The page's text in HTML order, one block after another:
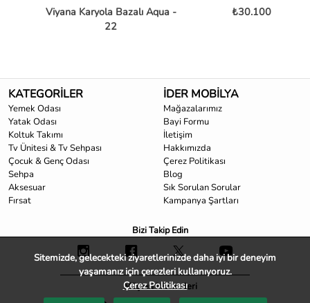
Viyana Karyola Bazalı Aqua -
22
₺30.100
KATEGORİLER
Yemek Odası
Yatak Odası
Koltuk Takımı
Tv Ünitesi & Tv Sehpası
Çocuk & Genç Odası
Sehpa
Aksesuar
Fırsat
İDER MOBİLYA
Mağazalarımız
Bayi Formu
İletişim
Hakkımızda
Çerez Politikası
Blog
Sık Sorulan Sorular
Kampanya Şartları
Bizi Takip Edin
Müşteri Hizmetleri
Sitemizde, gelecekteki ziyaretlerinizde daha iyi bir deneyim
yaşamanız için çerezleri kullanıyoruz.
Çerez Politikası